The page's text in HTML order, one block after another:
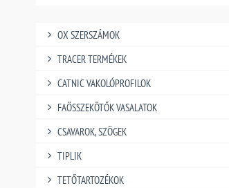
OX SZERSZÁMOK
TRACER TERMÉKEK
CATNIC VAKOLÓPROFILOK
FAÖSSZEKÖTŐK VASALATOK
CSAVAROK, SZÖGEK
TIPLIK
TETŐTARTOZÉKOK